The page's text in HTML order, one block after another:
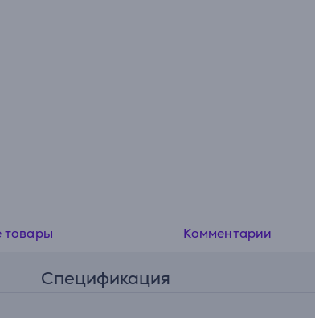
товары Комментарии
Спецификация